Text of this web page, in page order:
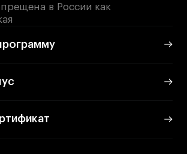
в России как